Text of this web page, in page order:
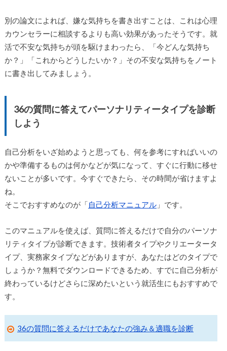
別の論文によれば、嫌な気持ちを書き出すことは、これは心理
カウンセラーに相談するよりも高い効果があったそうです。就
活で不安な気持ちが頭を駆けまわったら、「今どんな気持ち
か？」「これからどうしたいか？」その不安な気持ちをノート
に書き出してみましょう。
36の質問に答えてパーソナリティータイプを診断
しよう
自己分析をいざ始めようと思っても、何を参考にすればいいの
かや準備するものは何かなどが気になって、すぐに行動に移せ
ないことが多いです。今すぐできたら、その時間が省けますよ
ね。
そこでおすすめなのが「自己分析マニュアル」です。
このマニュアルを使えば、質問に答えるだけで自分のパーソナ
リティタイプが診断できます。技術者タイプやクリエータータ
イプ、実務家タイプなどがありますが、あなたはどのタイプで
しょうか？無料でダウンロードできるため、すでに自己分析が
終わっているけどさらに深めたいという就活生にもおすすめで
す。
36の質問に答えるだけであなたの強み＆適職を診断